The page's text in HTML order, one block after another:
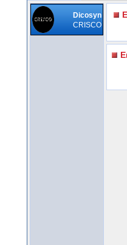
Dicosyn
CRISCO